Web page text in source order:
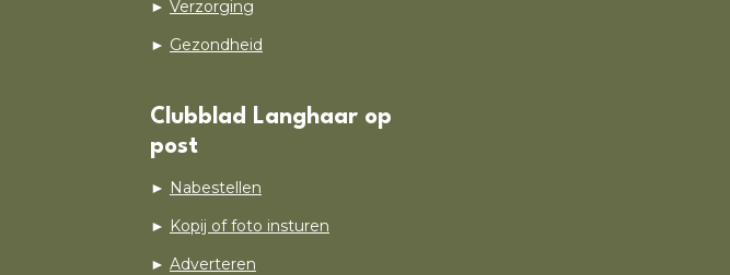
► Verzorging
► Gezondheid
Clubblad Langhaar op
post
► Nabestellen
► Kopij of foto insturen
► Adverteren